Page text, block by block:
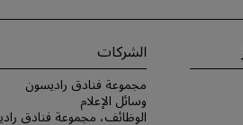
الشركات
مجموعة فنادق راديسون
وسائل الإعلام
الوظائف، مجموعة فنادق